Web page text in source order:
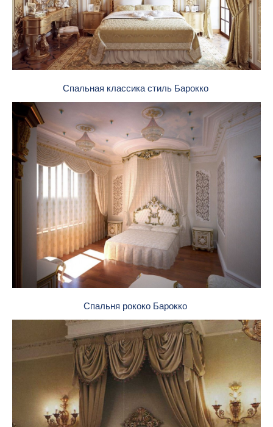
Спальная классика стиль Барокко
Спальня рококо Барокко